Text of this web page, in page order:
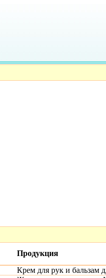
Продукция
Крем для рук и бальзам